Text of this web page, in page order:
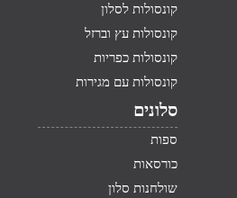
קונסולות לסלון
קונסולות עץ וברזל
קונסולות כפריות
קונסולות עם מגירות
סלונים
ספות
כורסאות
שולחנות סלון